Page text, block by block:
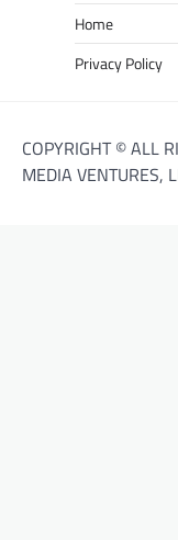
Home
Privacy Policy
COPYRIGHT © ALL
MEDIA VENTURES,